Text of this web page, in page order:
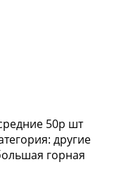
50р шт
другие
горная